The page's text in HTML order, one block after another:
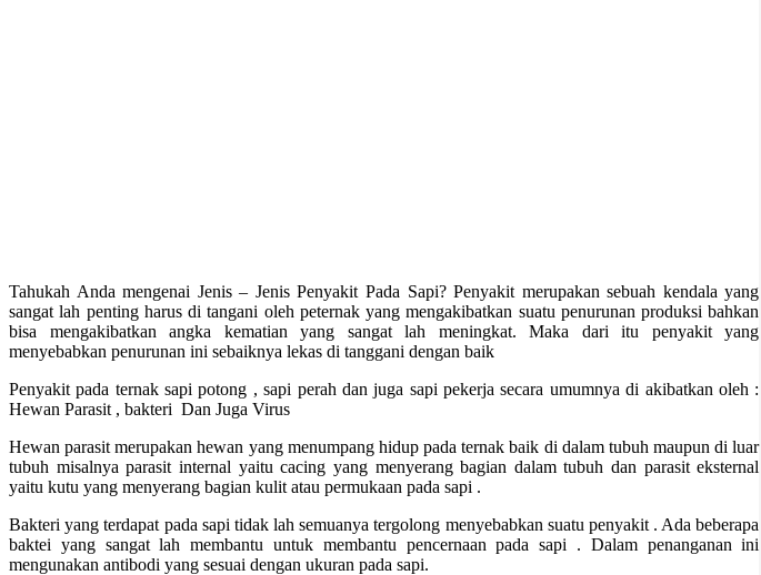
Tahukah Anda mengenai Jenis – Jenis Penyakit Pada Sapi? Penyakit merupakan sebuah kendala yang
sangat lah penting harus di tangani oleh peternak yang mengakibatkan suatu penurunan produksi bahkan
bisa mengakibatkan angka kematian yang sangat lah meningkat. Maka dari itu penyakit yang
menyebabkan penurunan ini sebaiknya lekas di tanggani dengan baik
Penyakit pada ternak sapi potong , sapi perah dan juga sapi pekerja secara umumnya di akibatkan oleh :
Hewan Parasit , bakteri Dan Juga Virus
Hewan parasit merupakan hewan yang menumpang hidup pada ternak baik di dalam tubuh maupun di luar
tubuh misalnya parasit internal yaitu cacing yang menyerang bagian dalam tubuh dan parasit eksternal
yaitu kutu yang menyerang bagian kulit atau permukaan pada sapi .
Bakteri yang terdapat pada sapi tidak lah semuanya tergolong menyebabkan suatu penyakit . Ada beberapa
baktei yang sangat lah membantu untuk membantu pencernaan pada sapi . Dalam penanganan ini
mengunakan antibodi yang sesuai dengan ukuran pada sapi.